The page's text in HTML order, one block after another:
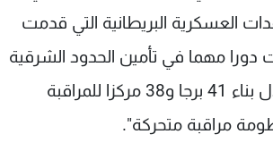
العسكرية البريطانية التي قدمت
دورا مهما في تأمين الحدود الشرقية
والشمالية من خلال بناء 41 برجا و38 مركزا للمراقبة